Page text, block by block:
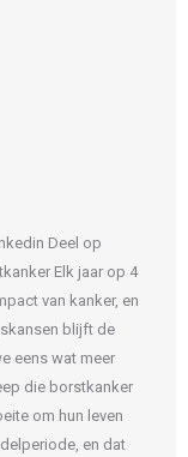
Deel op
Elk jaar op 4
van kanker, en
blijft de
eens wat meer
die borstkanker
om hun leven
en dat